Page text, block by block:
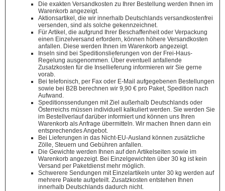
Die exakten Versandkosten zu Ihrer Bestellung werden Ihnen im
Warenkorb angezeigt.
Aktionsartikel, die wir innerhalb Deutschlands versandkostenfrei
versenden, sind als solche gekennzeichnet.
Für Artikel, die aufgrund Ihrer Beschaffenheit oder Verpackung
einen Einzelversand erfordern, können höhere Versandkosten
anfallen. Diese werden Ihnen im Warenkorb angezeigt.
Inseln sind bei Speditionslieferungen von der Frei-Haus-
Regelung ausgenommen. Über eventuell anfallende
Zusatzkosten für die Insellieferung informieren wir Sie gerne
vorab.
Bei telefonisch, per Fax oder E-Mail aufgegebenen Bestellungen
sowie bei B2B berechnen wir 9,90 € pro Paket, Spedition nach
Aufwand.
Speditionssendungen mit Ziel außerhalb Deutschlands oder
Österreichs müssen individuell kalkuliert werden. Sie werden Sie
im Bestellverlauf darüber informiert und können uns Ihren
Warenkorb als Anfrage übermitteln. Wir machen Ihnen dann ein
entsprechendes Angebot.
Bei Lieferungen in das Nicht-EU-Ausland können zusätzliche
Zölle, Steuern und Gebühren anfallen.
Die Gewichte werden Ihnen auf den Artikelseiten sowie im
Warenkorb angezeigt. Bei Einzelgewichten über 30 kg ist kein
Versand per Paketdienst mehr möglich.
Schwerere Sendungen mit Einzelartikeln unter 30 kg werden auf
mehrere Pakete aufgeteilt. Zusatzkosten entstehen Ihnen
innerhalb Deutschlands dadurch nicht.